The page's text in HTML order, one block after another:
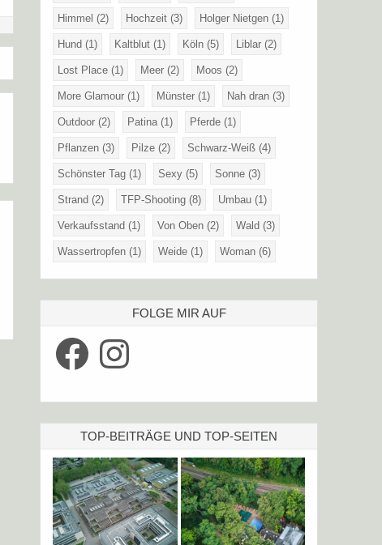
Himmel (2) Hochzeit (3) Holger Nietgen (1)
Hund (1) Kaltblut (1) Köln (5) Liblar (2)
Lost Place (1) Meer (2) Moos (2)
More Glamour (1) Münster (1) Nah dran (3)
Outdoor (2) Patina(1) Pferde (1)
Pflanzen (3) Pilze (2) Schwarz-Weiß (4)
Schönster Tag (1) Sexy (5) Sonne (3)
Strand (2) TFP-Shooting (8) Umbau (1)
Verkaufsstand (1) Von Oben (2) Wald (3)
Wassertropfen (1) Weide (1) Woman (6)
FOLGE MIR AUF
Facebook Instagram
TOP-BEITRÄGE UND TOP-SEITEN